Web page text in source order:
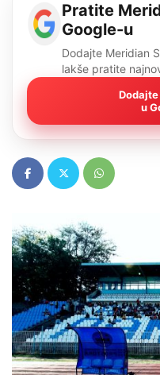
Pratite
Google-u
Dodajte Meridian
lakše pratite
u